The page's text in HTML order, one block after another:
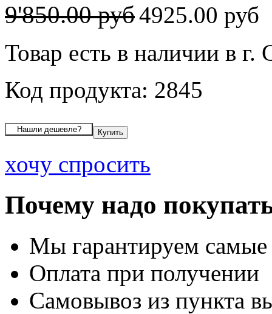
9'850.00 руб4925.00 руб
Товар есть в наличии в г.
Код продукта: 2845
хочу спросить
Почему надо
Мы гарантируем
Оплата при получении
Самовывоз из пункта